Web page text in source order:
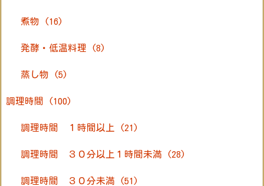
煮物 (16)
発酵・低温料理 (8)
蒸し物 (5)
調理時間 (100)
調理時間 １時間以上 (21)
調理時間 ３０分以上１時間未満 (28)
調理時間 ３０分未満 (51)